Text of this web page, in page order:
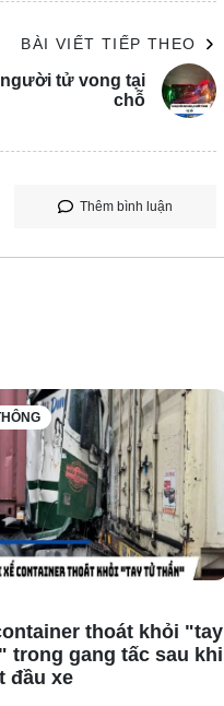
bù lại, khách hàng sẽ
BÀI VIẾT TIẾP THEO
người tử vong tại
chỗ
Thêm bình luận
thoát khỏi "tay
trong gang tấc sau khi
đầu xe